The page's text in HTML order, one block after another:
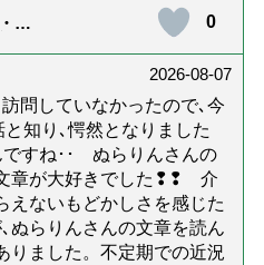
訪
れや
祉
0
2026-08-07
問していなかったので､今
知り､愕然となりました
すね･･ ぬらりんさんの
章が大好きでした❢❢ 介
えないもどかしさを感じた
ぬらりんさんの文章を読ん
りました。不定期での近況